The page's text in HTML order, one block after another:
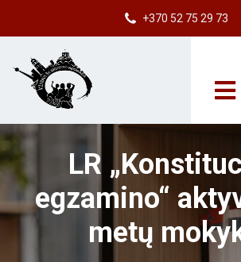
+370 52 75 29 73
LR
egzamino“
metų